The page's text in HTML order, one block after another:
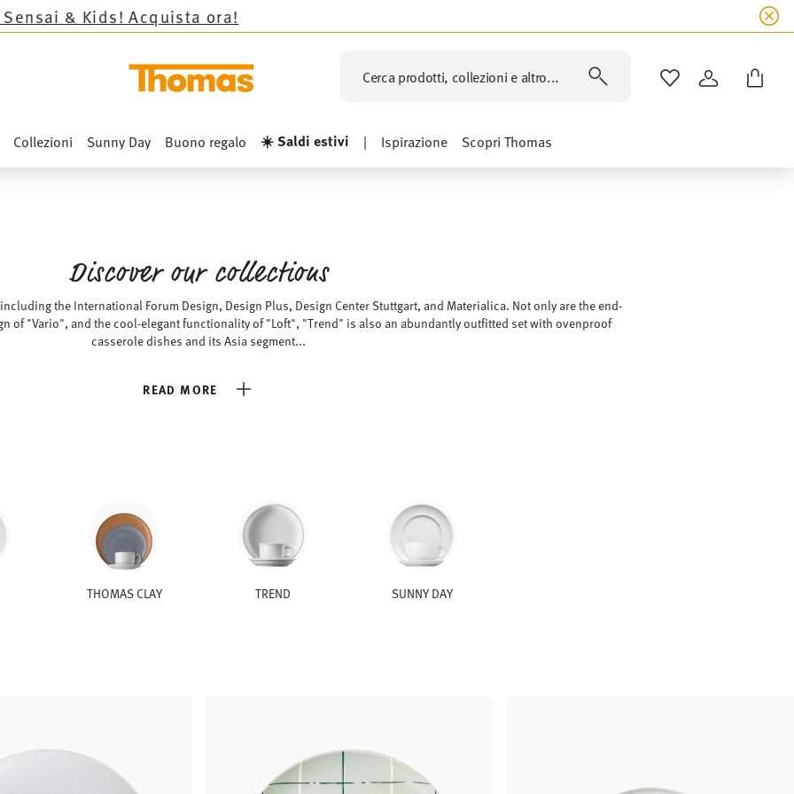
Cerca prodotti, collezioni e altro... LISTA DESIDERI
ACCEDI
Collezioni Sunny Day Buono regalo ☀️ Saldi estivi | Ispirazione Scopri Thomas
Discover our collections
the International Forum Design, Design Plus, Design Center Stuttgart, and Materialica. Not only are the end-
of "Vario", and the cool-elegant functionality of "Loft", "Trend" is also an abundantly outfitted set with ovenproof
casserole dishes and its Asia segment...
READ MORE
THOMAS CLAY TREND SUNNY DAY